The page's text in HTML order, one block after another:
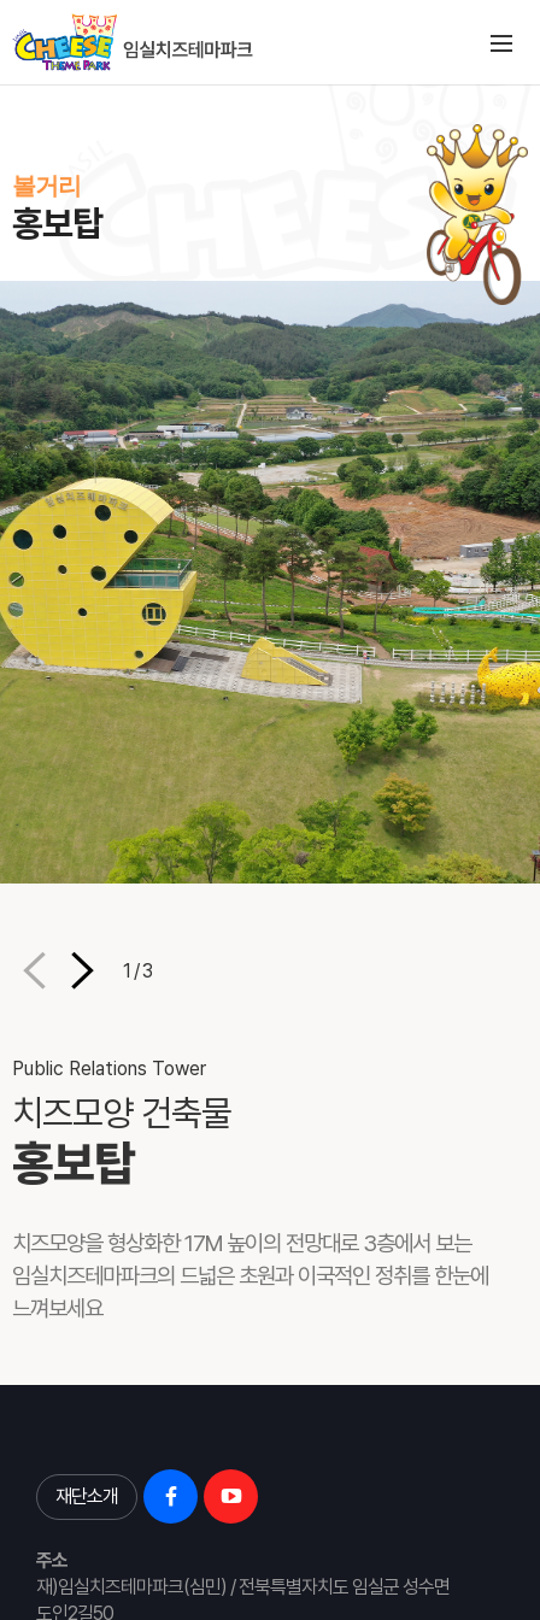
볼거리
홍보탑
1 /3
Public Relations Tower
치즈모양 건축물
홍보탑
치즈모양을 형상화한 17M 높이의 전망대로 3층에서 보는
임실치즈테마파크의 드넓은 초원과 이국적인 정취를 한눈에
느껴보세요
재단소개
주소
재)임실치즈테마파크(심민) / 전북특별자치도 임실군 성수면
도인2길50